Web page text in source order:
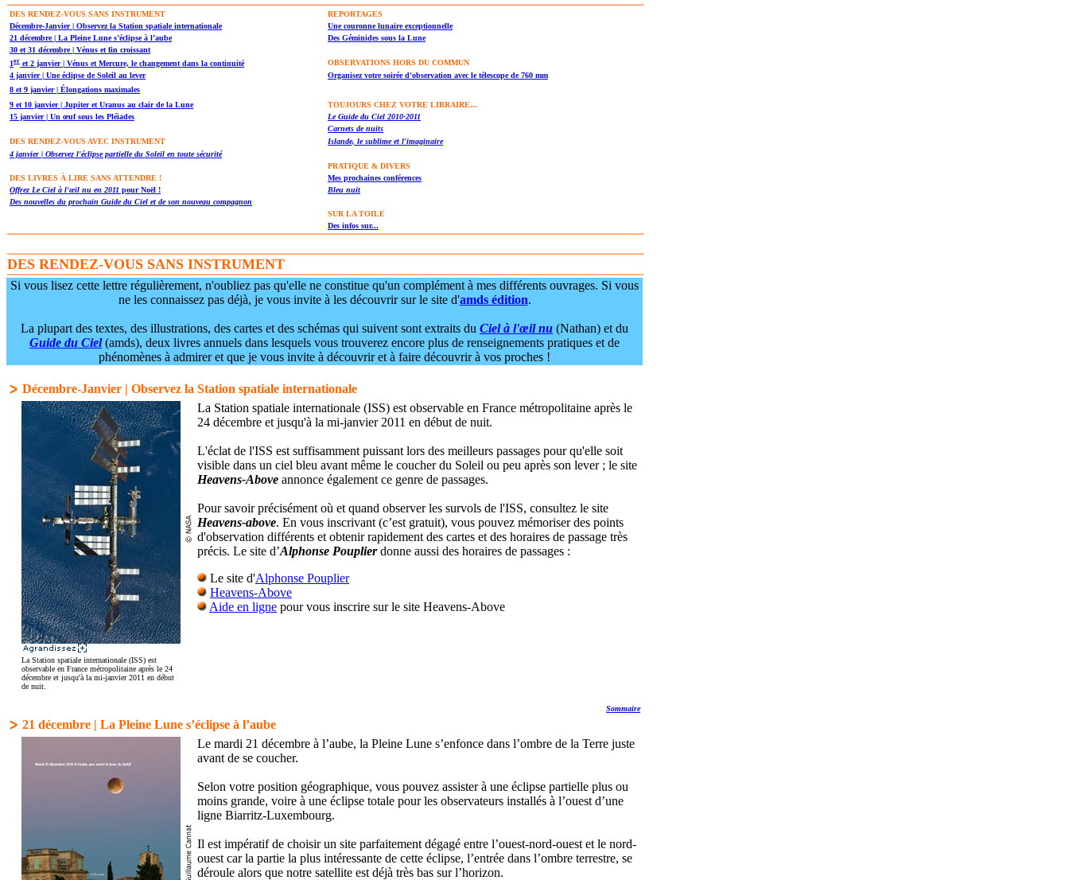
DES RENDEZ-VOUS SANS INSTRUMENT
REPORTAGES
Décembre-Janvier | Observez la Station spatiale internationale
Une couronne lunaire exceptionnelle
21 décembre | La Pleine Lune s’éclipse à l’aube
Des Géminides sous la Lune
30 et 31 décembre | Vénus et fin croissant
1er et 2 janvier | Vénus et Mercure, le changement dans la continuité
OBSERVATIONS HORS DU COMMUN
4 janvier | Une éclipse de Soleil au lever
Organisez votre soirée d'observation avec le télescope de 760 mm
8 et 9 janvier | Élongations maximales
9 et 10 janvier | Jupiter et Uranus au clair de la Lune
TOUJOURS CHEZ VOTRE LIBRAIRE...
15 janvier | Un œuf sous les Pléiades
Le Guide du Ciel 2010-2011
Carnets de nuits
DES RENDEZ-VOUS AVEC INSTRUMENT
Islande, le sublime et l'imaginaire
4 janvier | Observez l'éclipse partielle du Soleil en toute sécurité
PRATIQUE & DIVERS
DES LIVRES À LIRE SANS ATTENDRE !
Mes prochaines conférences
Offrez Le Ciel à l'œil nu en 2011 pour Noël !
Bleu nuit
Des nouvelles du prochain Guide du Ciel et de son nouveau compagnon
SUR LA TOILE
Des infos sur...
DES RENDEZ-VOUS SANS INSTRUMENT
Si vous lisez cette lettre régulièrement, n'oubliez pas qu'elle ne constitue qu'un complément à mes différents ouvrages. Si vous
ne les connaissez pas déjà, je vous invite à les découvrir sur le site d'amds édition.
La plupart des textes, des illustrations, des cartes et des schémas qui suivent sont extraits du Ciel à l'œil nu (Nathan) et du
Guide du Ciel(amds), deux livres annuels dans lesquels vous trouverez encore plus de renseignements pratiques et de
phénomènes à admirer et que je vous invite à découvrir et à faire découvrir à vos proches !
Décembre-Janvier | Observez la Station spatiale internationale
La Station spatiale internationale (ISS) est
observable en France métropolitaine après le 24
décembre et jusqu'à la mi-janvier 2011 en début
de nuit.
La Station spatiale internationale (ISS) est observable en France métropolitaine après le
24 décembre et jusqu'à la mi-janvier 2011 en début de nuit.
L'éclat de l'ISS est suffisamment puissant lors des meilleurs passages pour qu'elle soit
visible dans un ciel bleu avant même le coucher du Soleil ou peu après son lever ; le site
Heavens-Above annonce également ce genre de passages.
Pour savoir précisément où et quand observer les survols de l'ISS, consultez le site
Heavens-above. En vous inscrivant (c’est gratuit), vous pouvez mémoriser des points
d'observation différents et obtenir rapidement des cartes et des horaires de passage très
précis. Le site d’Alphonse Pouplierdonne aussi des horaires de passages :
Le site d'Alphonse Pouplier
Heavens-Above
Aide en ligne pour vous inscrire sur le site Heavens-Above
Sommaire
21 décembre | La Pleine Lune s’éclipse à l’aube
Le mardi 21 décembre à l’aube, la Pleine Lune s’enfonce dans l’ombre de la Terre juste
avant de se coucher.
Selon votre position géographique, vous pouvez assister à une éclipse partielle plus ou
moins grande, voire à une éclipse totale pour les observateurs installés à l’ouest d’une
ligne Biarritz-Luxembourg.
Il est impératif de choisir un site parfaitement dégagé entre l’ouest-nord-ouest et le nord-
ouest car la partie la plus intéressante de cette éclipse, l’entrée dans l’ombre terrestre, se
déroule alors que notre satellite est déjà très bas sur l’horizon.